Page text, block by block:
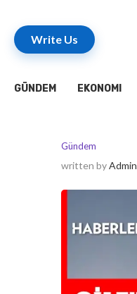
Write Us
GÜNDEM EKONOMI
Gündem
written byAdmin